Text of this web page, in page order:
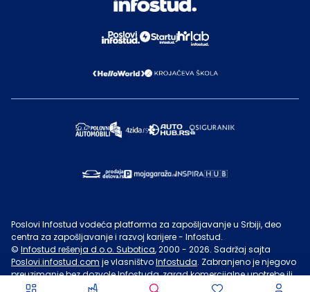
Poslovi Infostud vodeća platforma za zapošljavanje u Srbiji, deo
centra za zapošljavanje i razvoj karijere - Infostud.
© Infostud rešenja d.o.o. Subotica, 2000 - 2026. Sadržaj sajta
Poslovi.infostud.com je vlasništvoInfostuda. Zabranjeno je njegovo
preuzimanje bez dozvoleInfostuda, zarad komercijalne upotrebe ili
u druge svrhe, osim za lične potrebe posetilaca sajta.